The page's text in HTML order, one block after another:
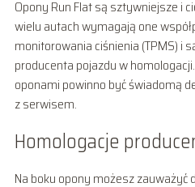
Opony Run Flat są sztywniejsze i
wielu autach wymagają one
monitorowania ciśnienia (TPMS) i
producenta pojazdu w
oponami powinno być świadomą
z serwisem.
Homologacje
Na boku opony możesz zauważyć